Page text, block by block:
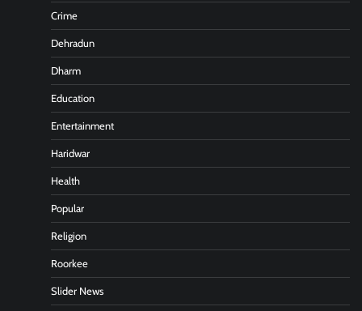
Crime
Dehradun
Dharm
Education
Entertainment
Haridwar
Health
Popular
Religion
Roorkee
Slider News